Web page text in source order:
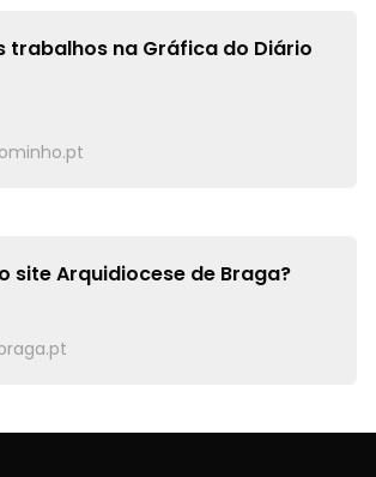
trabalhos na Gráfica do Diário
siteArquidiocese de Braga?